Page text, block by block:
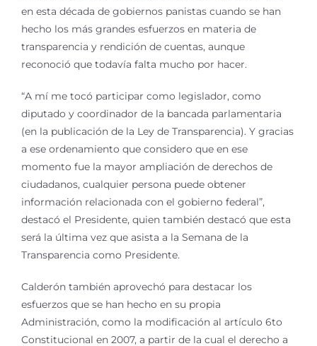
en esta década de gobiernos panistas cuando se han
hecho los más grandes esfuerzos en materia de
transparencia y rendición de cuentas, aunque
reconoció que todavía falta mucho por hacer.
“A mí me tocó participar como legislador, como
diputado y coordinador de la bancada parlamentaria
(en la publicación de la Ley de Transparencia). Y gracias
a ese ordenamiento que considero que en ese
momento fue la mayor ampliación de derechos de
ciudadanos, cualquier persona puede obtener
información relacionada con el gobierno federal”,
destacó el Presidente, quien también destacó que esta
será la última vez que asista a la Semana de la
Transparencia como Presidente.
Calderón también aprovechó para destacar los
esfuerzos que se han hecho en su propia
Administración, como la modificación al artículo 6to
Constitucional en 2007, a partir de la cual el derecho a